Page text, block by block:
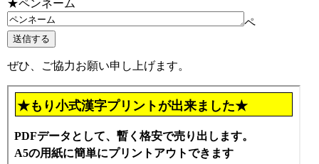
★ペンネーム
ペ
ぜひ、ご協力お願い申し上げます。